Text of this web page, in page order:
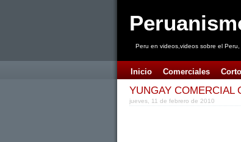
Peru en videos,videos sobre el
Inicio Comerciales
YUNGAY COMERCIAL
jueves, 11 de febrero de 2010